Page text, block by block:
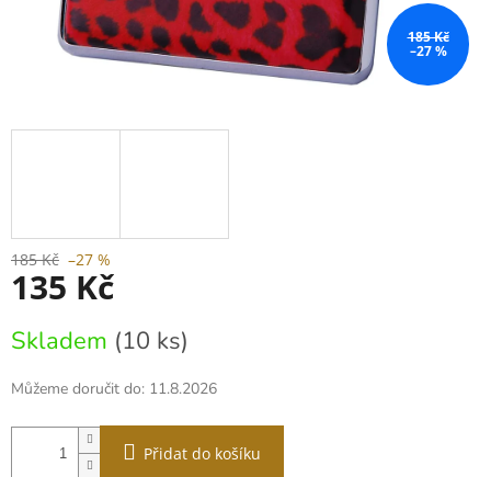
185 Kč
–27 %
185 Kč –27 %
135 Kč
cena:
Skladem (10 ks)
Můžeme doručit do: 11.8.2026
Přidat do košíku